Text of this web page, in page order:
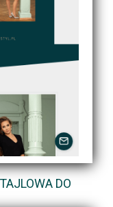
DO